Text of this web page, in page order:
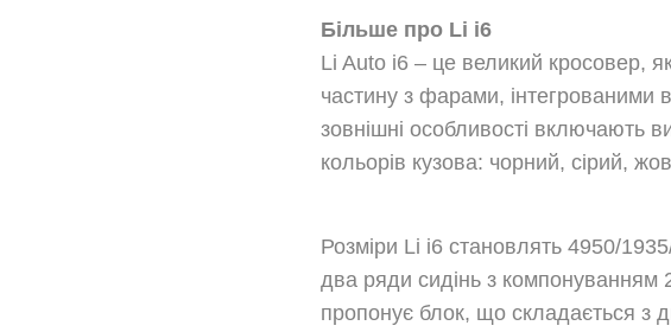
Більше про Li i6
Li Auto i6 – це великий кросовер,
частину з фарами, інтегрованими
зовнішні особливості включають
кольорів кузова: чорний, сірий,
Розміри Li i6 становлять 4950/
два ряди сидінь з компонуванням
пропонує блок, що складається з